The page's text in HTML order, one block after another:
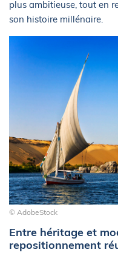
plus ambitieuse, tout en
son histoire millénaire.
© AdobeStock
Entre héritage et
repositionnement